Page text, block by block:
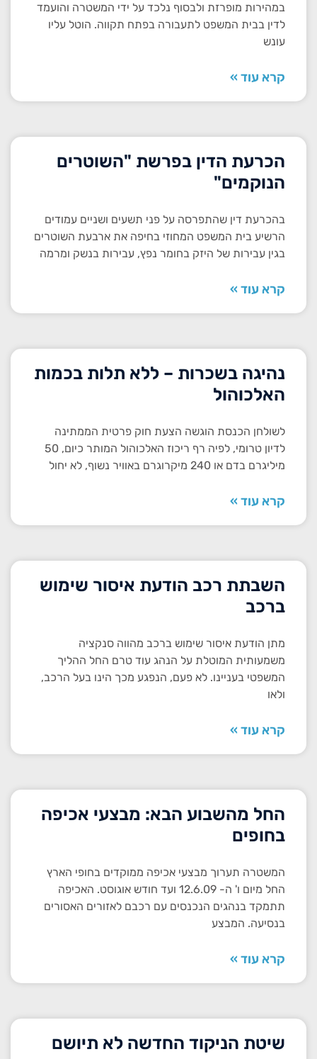
במהירות מופרזת ולבסוף נלכד על ידי המשטרה והועמד
לדין בבית המשפט לתעבורה בפתח תקווה. הוטל עליו
עונש
קרא עוד »
הכרעת הדין בפרשת "השוטרים
הנוקמים"
בהכרעת דין שהתפרסה על פני תשעים ושניים עמודים
הרשיע בית המשפט המחוזי בחיפה את ארבעת השוטרים
בגין עבירות של היזק בחומר נפץ, עבירות בנשק ומרמה
קרא עוד »
נהיגה בשכרות – ללא תלות בכמות
האלכוהול
לשולחן הכנסת הוגשה הצעת חוק פרטית הממתינה
לדיון טרומי, לפיה רף ריכוז האלכוהול המותר כיום, 50
מיליגרם בדם או 240 מיקרוגרם באוויר נשוף, לא יחול
קרא עוד »
השבתת רכב הודעת איסור שימוש
ברכב
מתן הודעת איסור שימוש ברכב מהווה סנקציה
משמעותית המוטלת על הנהג עוד טרם החל ההליך
המשפטי בעניינו. לא פעם, הנפגע מכך הינו בעל הרכב,
ולאו
קרא עוד »
החל מהשבוע הבא: מבצעי אכיפה
בחופים
המשטרה תערוך מבצעי אכיפה ממוקדים בחופי הארץ
החל מיום ו' ה- 12.6.09 ועד חודש אוגוסט. האכיפה
תתמקד בנהגים הנכנסים עם רכבם לאזורים האסורים
בנסיעה. המבצע
קרא עוד »
שיטת הניקוד החדשה לא תיושם